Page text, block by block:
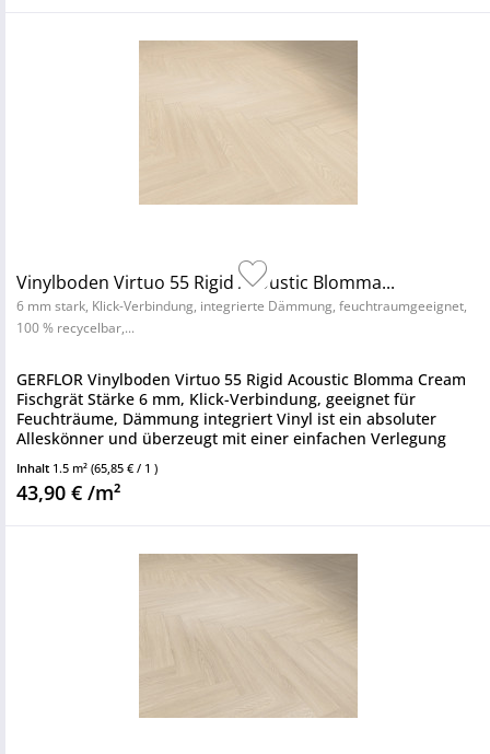
Vinylboden Virtuo 55 Rigid Acoustic Blomma...
6 mm stark, Klick-Verbindung, integrierte Dämmung, feuchtraumgeeignet,
100 % recycelbar,...
GERFLOR Vinylboden Virtuo 55 Rigid Acoustic Blomma Cream
Fischgrät Stärke 6 mm, Klick-Verbindung, geeignet für
Feuchträume, Dämmung integriert Vinyl ist ein absoluter
Alleskönner und überzeugt mit einer einfachen Verlegung
sowie einem...
Inhalt 1.5 m² (65,85 € / 1 )
43,90 € /m²